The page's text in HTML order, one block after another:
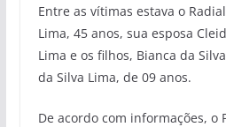
Entre as vítimas estava o
Lima, 45 anos, sua esposa
Lima e os filhos, Bianca da
da Silva Lima, de 09 anos.
De acordo com informações, o